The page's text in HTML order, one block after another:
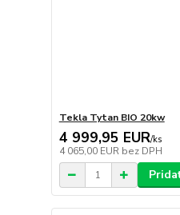
Tekla Tytan BIO 20kw
4 999,95 EUR/ks
4 065,00 EUR bez DPH